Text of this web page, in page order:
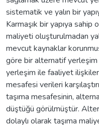
sistematik ve yalın bir
Karmaşık bir yapıya
maliyeti oluşturulmadan
mevcut kaynaklar
göre bir alternatif yerleşim
yerleşim ile faaliyet
mesafesi verileri
taşıma mesafesinin,
düştüğü görülmüştür.
dolaylı olarak taşıma